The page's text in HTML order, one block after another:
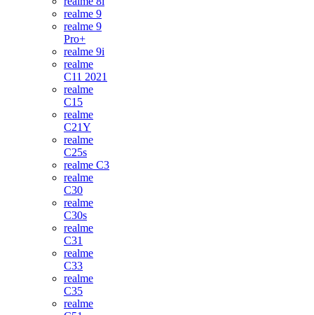
realme 9
realme 9
Pro+
realme 9i
realme
C11 2021
realme
C15
realme
C21Y
realme
C25s
realme C3
realme
C30
realme
C30s
realme
C31
realme
C33
realme
C35
realme